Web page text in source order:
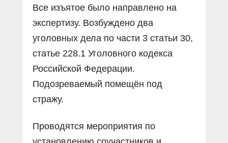
Все изъятое было направлено на
экспертизу. Возбуждено два
уголовных дела по части 3 статьи 30,
статье 228.1 Уголовного кодекса
Российской Федерации.
Подозреваемый помещён под
стражу.
Проводятся мероприятия по